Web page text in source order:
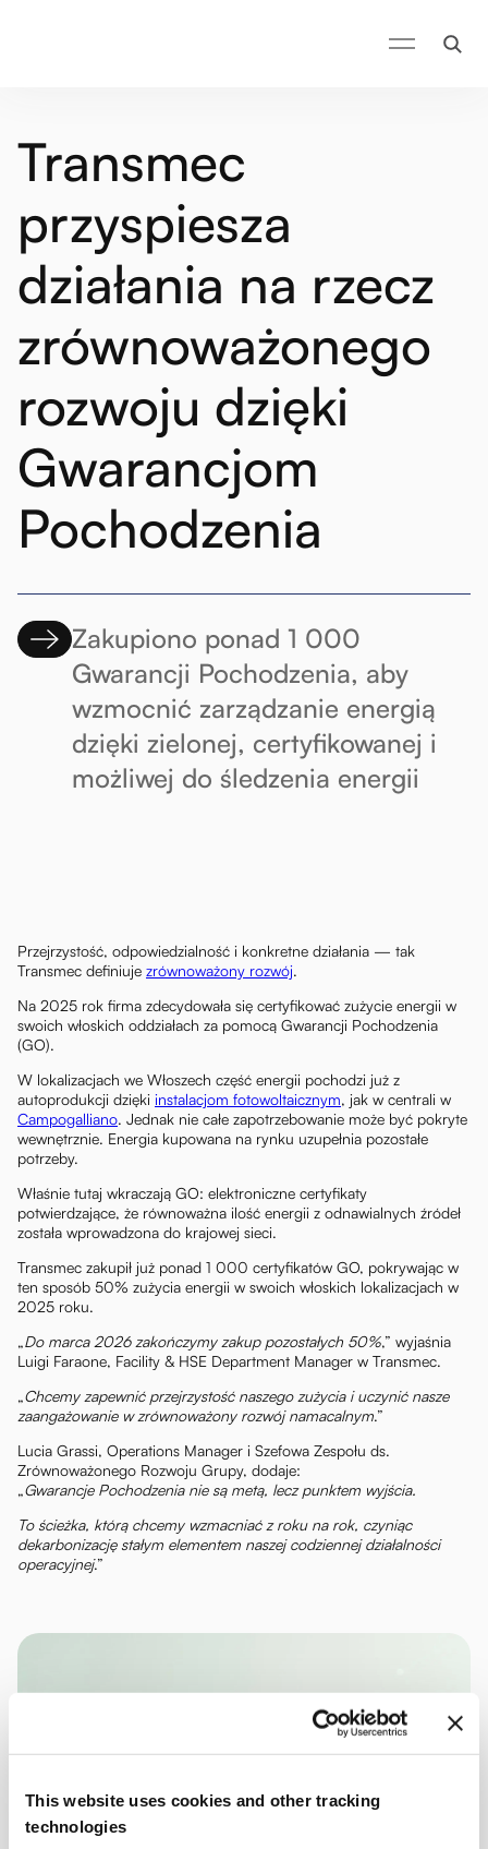
This website uses cookies and other tracking
technologies
Transmec
przyspiesza
działania na rzecz
zrównoważonego
rozwoju dzięki
Gwarancjom
Pochodzenia
Zakupiono ponad 1 000
Gwarancji Pochodzenia, aby
wzmocnić zarządzanie energią
dzięki zielonej, certyfikowanej i
możliwej do śledzenia energii
Przejrzystość, odpowiedzialność i konkretne działania — tak
Transmec definiuje zrównoważony rozwój.
Na 2025 rok firma zdecydowała się certyfikować zużycie energii w
swoich włoskich oddziałach za pomocą Gwarancji Pochodzenia
(GO).
W lokalizacjach we Włoszech część energii pochodzi już z
autoprodukcji dzięki instalacjom fotowoltaicznym, jak w centrali w
Campogalliano. Jednak nie całe zapotrzebowanie może być pokryte
wewnętrznie. Energia kupowana na rynku uzupełnia pozostałe
potrzeby.
Właśnie tutaj wkraczają GO: elektroniczne certyfikaty
potwierdzające, że równoważna ilość energii z odnawialnych źródeł
została wprowadzona do krajowej sieci.
Transmec zakupił już ponad 1 000 certyfikatów GO, pokrywając w
ten sposób 50% zużycia energii w swoich włoskich lokalizacjach w
2025 roku.
„Do marca 2026 zakończymy zakup pozostałych 50%,” wyjaśnia
Luigi Faraone, Facility & HSE Department Manager w Transmec.
„Chcemy zapewnić przejrzystość naszego zużycia i uczynić nasze
zaangażowanie w zrównoważony rozwój namacalnym.”
Lucia Grassi, Operations Manager i Szefowa Zespołu ds.
Zrównoważonego Rozwoju Grupy, dodaje:
„Gwarancje Pochodzenia nie są metą, lecz punktem wyjścia.
To ścieżka, którą chcemy wzmacniać z roku na rok, czyniąc
dekarbonizację stałym elementem naszej codziennej działalności
operacyjnej.”